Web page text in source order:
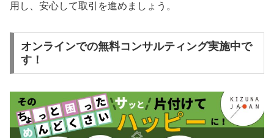
用し、安心して取引を進めましょう。
オンラインでの無料コンサルティング実施中で
す！